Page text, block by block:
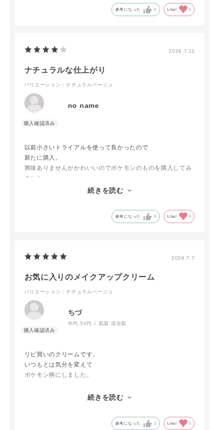
参考になった 0 Like! 0
2026.7.11
ナチュラルな仕上がり
バリエーション：ナチュラルベージュ
no name
以前小さいトライアルを使って良かったので
新たに購入。
興味ありませんがかわいいのでポケモンのものを購入してみ
ました。
普段あまり化粧をしないので、さっと塗れば程よく仕上がる
続きを読む
参考になった 0 Like! 0
2026.7.7
お気に入りのメイクアップクリーム
バリエーション：ナチュラルベージュ
ちづ
年代:50代 肌質:混合肌
リピ買いのクリームです。
いつもとは気分を変えて
ポケモン柄にしました。
続きを読む
参考になった 1 Like! 3